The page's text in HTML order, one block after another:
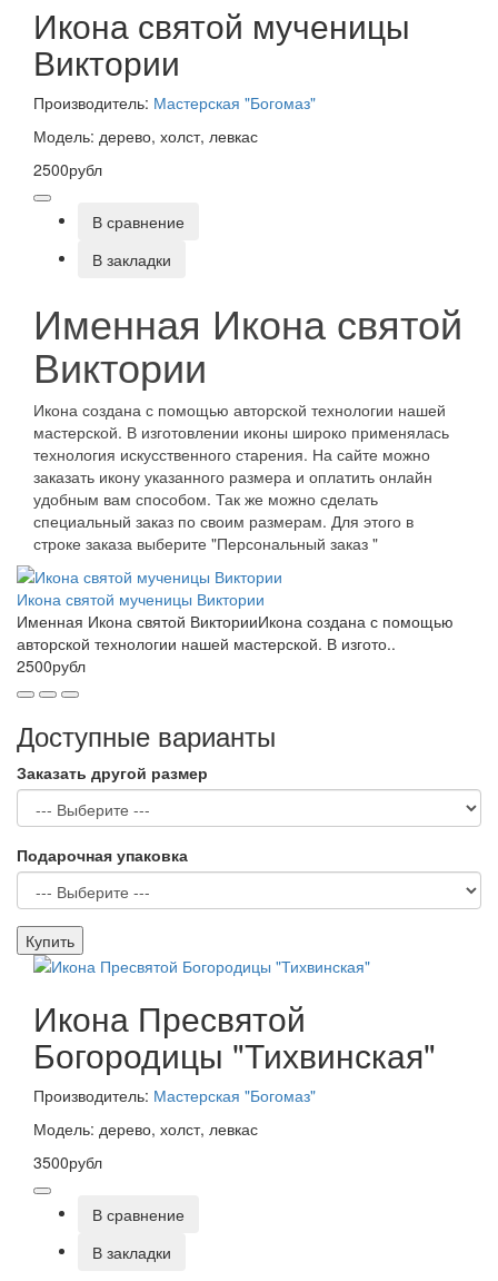
Икона святой мученицы
Виктории
Производитель: Мастерская "Богомаз"
Модель: дерево, холст, левкас
2500рубл
В сравнение
В закладки
Именная Икона святой
Виктории
Икона создана с помощью авторской технологии нашей
мастерской. В изготовлении иконы широко применялась
технология искусственного старения. На сайте можно
заказать икону указанного размера и оплатить онлайн
удобным вам способом. Так же можно сделать
специальный заказ по своим размерам. Для этого в
строке заказа выберите "Персональный заказ "
Икона святой мученицы Виктории
Именная Икона святой ВикторииИкона создана с помощью
авторской технологии нашей мастерской. В изгото..
2500рубл
Доступные варианты
Заказать другой размер
Подарочная упаковка
Купить
Икона Пресвятой
Богородицы "Тихвинская"
Производитель: Мастерская "Богомаз"
Модель: дерево, холст, левкас
3500рубл
В сравнение
В закладки